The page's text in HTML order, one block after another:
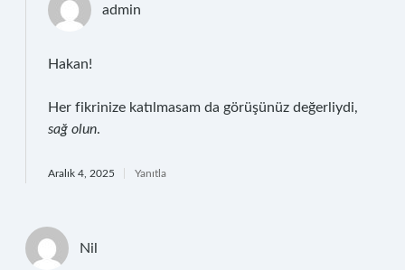
admin
Hakan!
Her fikrinize katılmasam da görüşünüz değerliydi,
sağ olun.
Aralık 4, 2025 Yanıtla
Nil